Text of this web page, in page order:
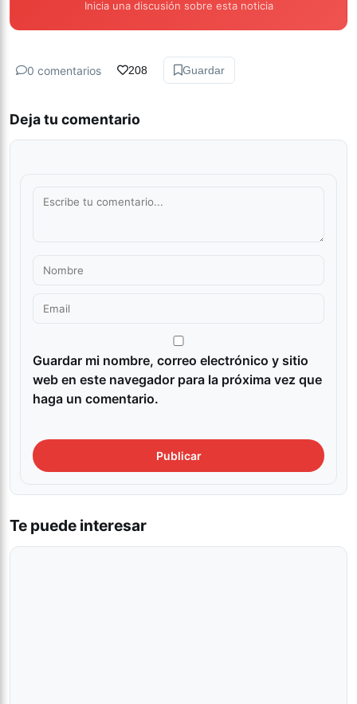
Inicia una discusión sobre esta noticia
0 comentarios 208 Guardar
Deja tu comentario
Guardar mi nombre, correo electrónico y sitio
web en este navegador para la próxima vez que
haga un comentario.
Te puede interesar